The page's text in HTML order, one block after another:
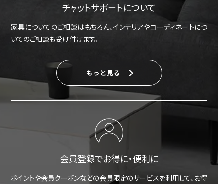
チャットサポートについて
家具についてのご相談はもちろん、インテリアやコーディネートにつ
いてのご相談も受け付けます。
もっと見る
会員登録でお得に・便利に
ポイントや会員クーポンなどの会員限定のサービスを利用して、お得